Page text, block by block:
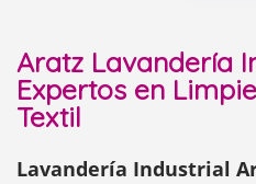
Aratz Lavandería
Expertos en
Textil
Lavandería Industrial